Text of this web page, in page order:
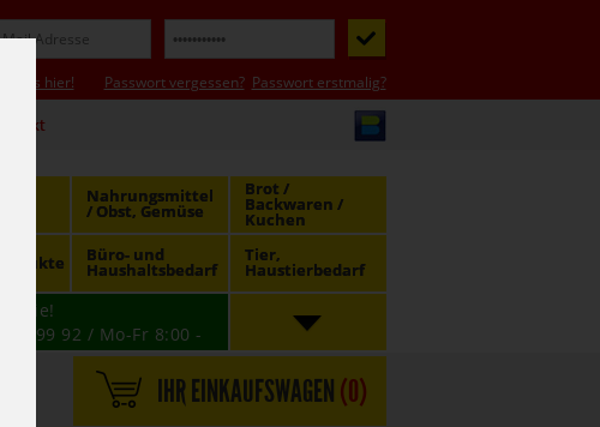
Infos hier! Passwort vergessen? Passwort erstmalig?
Nahrungsmittel
/ Obst, Gemüse
Brot /
Backwaren /
Kuchen
Büro- und
Haushaltsbedarf
Tier,
Haustierbedarf
Sie!
599 92 / Mo-Fr 8:00 -
IHR EINKAUFSWAGEN(0)